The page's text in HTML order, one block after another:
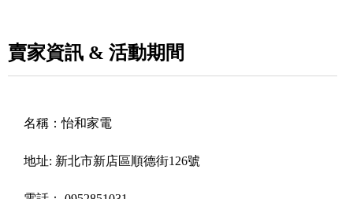
賣家資訊 & 活動期間
名稱：怡和家電
地址: 新北市新店區順德街126號